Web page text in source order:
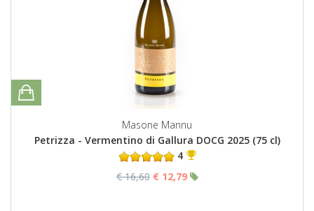
Masone Mannu
Petrizza - Vermentino di Gallura DOCG 2025 (75 cl)
4
€ 16,60 € 12,79